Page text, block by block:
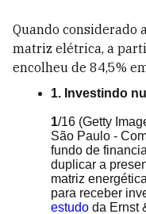
Quando considerado
matriz elétrica, a
encolheu de 84,5%
1. Investindo
1/16 (Getty
São Paulo -
fundo de
duplicar a
matriz
para receber
estudo da Ernst